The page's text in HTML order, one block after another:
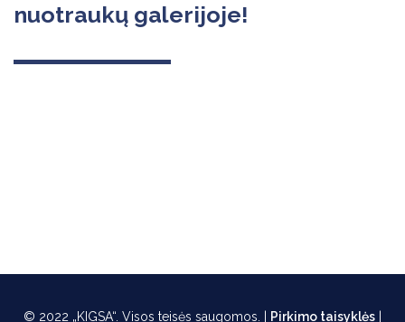
nuotraukų galerijoje!
© 2022 „KIGSA“. Visos teisės saugomos. | Pirkimo taisyklės